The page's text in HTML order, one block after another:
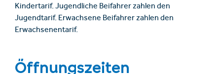
Kindertarif. Jugendliche Beifahrer zahlen den
Jugendtarif. Erwachsene Beifahrer zahlen den
Erwachsenentarif.
Öffnungszeiten